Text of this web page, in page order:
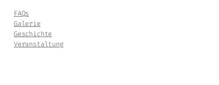
FAQs
Galerie
Geschichte
Veranstaltung